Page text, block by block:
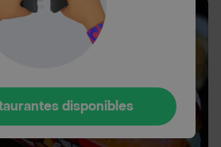
disponibles